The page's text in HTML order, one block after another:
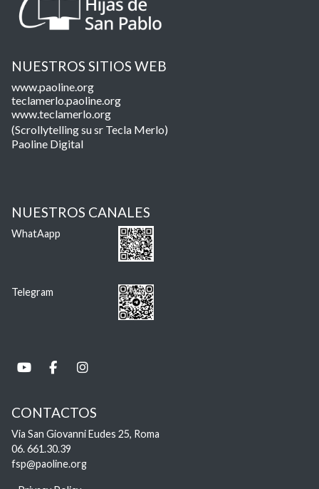
NUESTROS SITIOS WEB
www.paoline.org
teclamerlo.paoline.org
www.teclamerlo.org
(Scrollytelling su sr Tecla Merlo)
Paoline Digital
NUESTROS CANALES
WhatAapp
Telegram
CONTACTOS
Via San Giovanni Eudes 25, Roma
06. 661.30.39
fsp@paoline.org